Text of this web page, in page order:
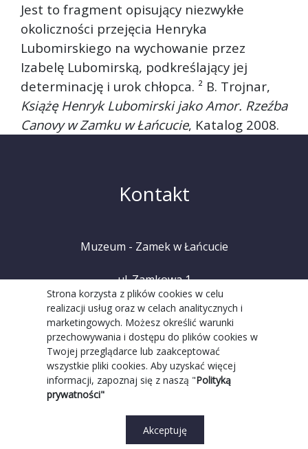
Jest to fragment opisujący niezwykłe
okoliczności przejęcia Henryka
Lubomirskiego na wychowanie przez
Izabelę Lubomirską, podkreślający jej
determinację i urok chłopca. ² B. Trojnar,
Książę Henryk Lubomirski jako Amor. Rzeźba
Canovy w Zamku w Łańcucie, Katalog 2008.
Strona korzysta z plików cookies w celu
realizacji usług oraz w celach analitycznych i
marketingowych. Możesz określić warunki
przechowywania i dostępu do plików cookies w
Twojej przeglądarce lub zaakceptować
wszystkie pliki cookies. Aby uzyskać więcej
informacji, zapoznaj się z naszą "Polityką
prywatności"
Akceptuję
Kontakt
Muzeum - Zamek w Łańcucie
ul. Zamkowa 1
37-100 Łańcut
tel. +48 (17) 225 20 08
|| Strona WCAG